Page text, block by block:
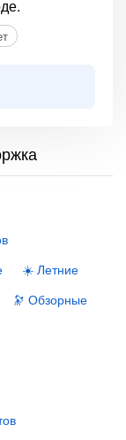
☀️ Летние
🔭 Обзорные